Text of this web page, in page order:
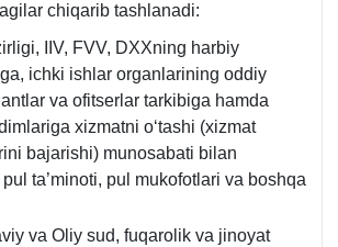
chiqarib tashlanadi:
IIV, FVV, DXXning harbiy
ichki ishlar organlarining oddiy
va ofitserlar tarkibiga hamda
хizmatni oʻtashi (хizmat
bajarishi) munosabati bilan
ta’minoti, pul mukofotlari va boshqa
va Oliy sud, fuqarolik va jinoyat